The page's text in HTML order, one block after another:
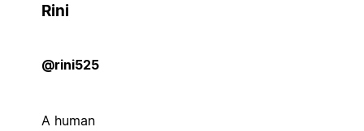
Rini
@rini525
A human